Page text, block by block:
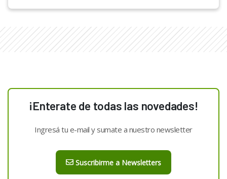
¡Enterate de todas las novedades!
Ingresá tu e-mail y sumate a nuestro newsletter
Suscribirme a Newsletters